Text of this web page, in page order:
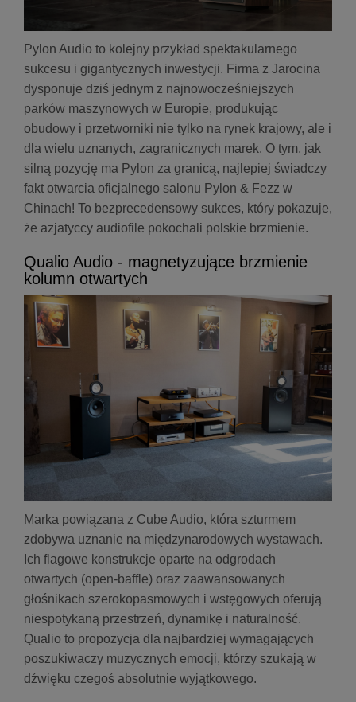
Pylon Audio to kolejny przykład spektakularnego
sukcesu i gigantycznych inwestycji. Firma z Jarocina
dysponuje dziś jednym z najnowocześniejszych
parków maszynowych w Europie, produkując
obudowy i przetworniki nie tylko na rynek krajowy, ale i
dla wielu uznanych, zagranicznych marek. O tym, jak
silną pozycję ma Pylon za granicą, najlepiej świadczy
fakt otwarcia oficjalnego salonu Pylon & Fezz w
Chinach! To bezprecedensowy sukces, który pokazuje,
że azjatyccy audiofile pokochali polskie brzmienie.
Qualio Audio - magnetyzujące brzmienie
kolumn otwartych
Marka powiązana z Cube Audio, która szturmem
zdobywa uznanie na międzynarodowych wystawach.
Ich flagowe konstrukcje oparte na odgrodach
otwartych (open-baffle) oraz zaawansowanych
głośnikach szerokopasmowych i wstęgowych oferują
niespotykaną przestrzeń, dynamikę i naturalność.
Qualio to propozycja dla najbardziej wymagających
poszukiwaczy muzycznych emocji, którzy szukają w
dźwięku czegoś absolutnie wyjątkowego.